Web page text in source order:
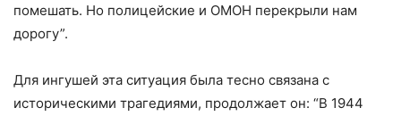
помешать. Но полицейские и ОМОН перекрыли нам
дорогу”.
Для ингушей эта ситуация была тесно связана с
историческими трагедиями, продолжает он: “В 1944